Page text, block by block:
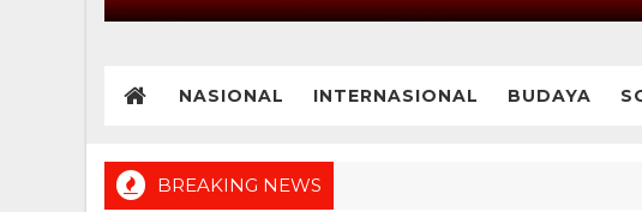
NASIONAL INTERNASIONAL BUDAYA
BREAKING NEWS